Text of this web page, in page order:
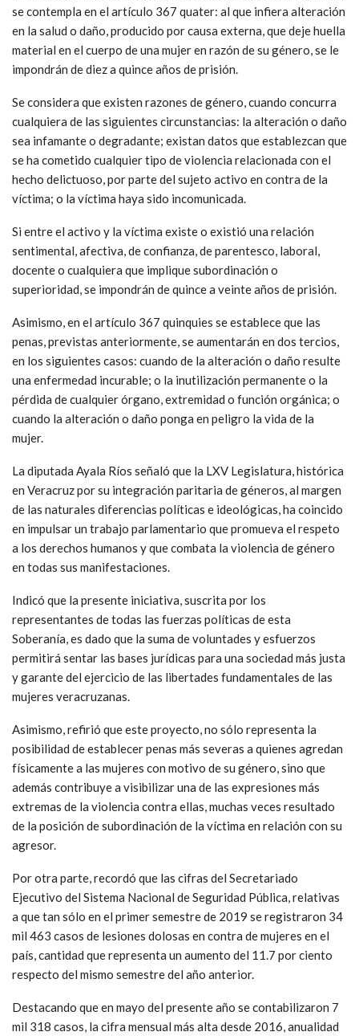
se contempla en el artículo 367 quater: al que infiera alteración
en la salud o daño, producido por causa externa, que deje huella
material en el cuerpo de una mujer en razón de su género, se le
impondrán de diez a quince años de prisión.
Se considera que existen razones de género, cuando concurra
cualquiera de las siguientes circunstancias: la alteración o daño
sea infamante o degradante; existan datos que establezcan que
se ha cometido cualquier tipo de violencia relacionada con el
hecho delictuoso, por parte del sujeto activo en contra de la
víctima; o la víctima haya sido incomunicada.
Si entre el activo y la víctima existe o existió una relación
sentimental, afectiva, de confianza, de parentesco, laboral,
docente o cualquiera que implique subordinación o
superioridad, se impondrán de quince a veinte años de prisión.
Asimismo, en el artículo 367 quinquies se establece que las
penas, previstas anteriormente, se aumentarán en dos tercios,
en los siguientes casos: cuando de la alteración o daño resulte
una enfermedad incurable; o la inutilización permanente o la
pérdida de cualquier órgano, extremidad o función orgánica; o
cuando la alteración o daño ponga en peligro la vida de la
mujer.
La diputada Ayala Ríos señaló que la LXV Legislatura, histórica
en Veracruz por su integración paritaria de géneros, al margen
de las naturales diferencias políticas e ideológicas, ha coincido
en impulsar un trabajo parlamentario que promueva el respeto
a los derechos humanos y que combata la violencia de género
en todas sus manifestaciones.
Indicó que la presente iniciativa, suscrita por los
representantes de todas las fuerzas políticas de esta
Soberanía, es dado que la suma de voluntades y esfuerzos
permitirá sentar las bases jurídicas para una sociedad más justa
y garante del ejercicio de las libertades fundamentales de las
mujeres veracruzanas.
Asimismo, refirió que este proyecto, no sólo representa la
posibilidad de establecer penas más severas a quienes agredan
físicamente a las mujeres con motivo de su género, sino que
además contribuye a visibilizar una de las expresiones más
extremas de la violencia contra ellas, muchas veces resultado
de la posición de subordinación de la víctima en relación con su
agresor.
Por otra parte, recordó que las cifras del Secretariado
Ejecutivo del Sistema Nacional de Seguridad Pública, relativas
a que tan sólo en el primer semestre de 2019 se registraron 34
mil 463 casos de lesiones dolosas en contra de mujeres en el
país, cantidad que representa un aumento del 11.7 por ciento
respecto del mismo semestre del año anterior.
Destacando que en mayo del presente año se contabilizaron 7
mil 318 casos, la cifra mensual más alta desde 2016, anualidad